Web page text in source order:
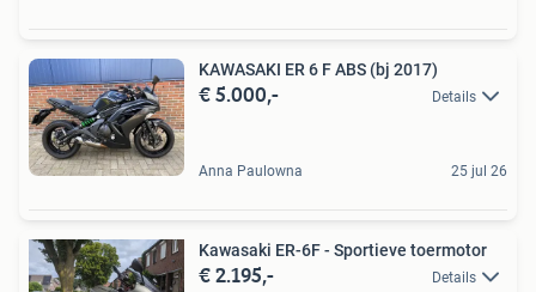
KAWASAKI ER 6 F ABS (bj 2017)
€ 5.000,- Details
Anna Paulowna 25 jul 26
Kawasaki ER-6F - Sportieve toermotor
€ 2.195,- Details